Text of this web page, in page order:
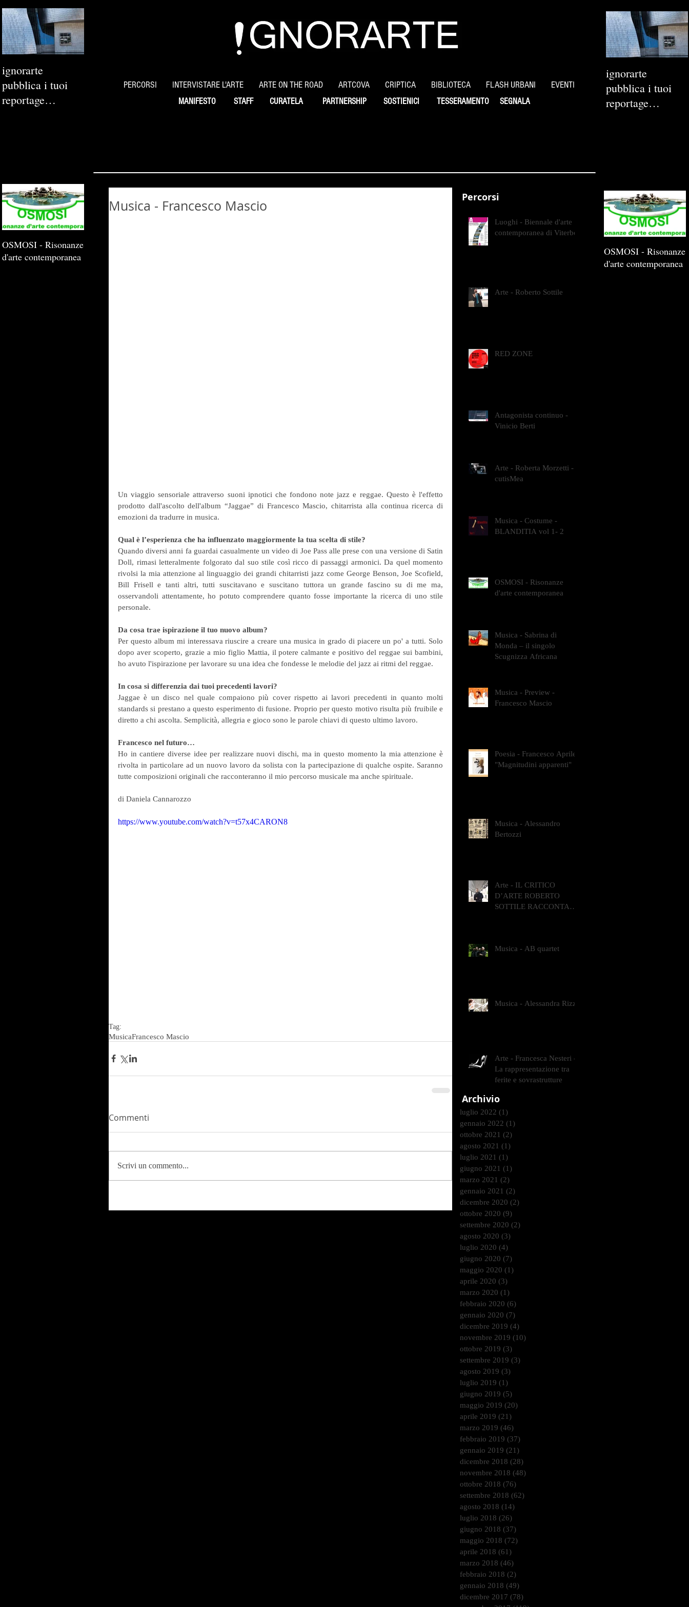
ignorarte
pubblica i tuoi
reportage
PERCORSI INTERVISTARE L'ARTE ARTE ON THE ROAD ARTCOVA CRIPTICA BIBLIOTECA FLASH URBANI EVENTI
MANIFESTO STAFF CURATELA PARTNERSHIP SOSTIENICI SEGNALA
TESSERAMENTO
ignorarte
pubblica i tuoi
reportage
Musica - Francesco Mascio
Un viaggio sensoriale attraverso suoni ipnotici che fondono note jazz e reggae. Questo è l'effetto
prodotto dall'ascolto dell'album “Jaggae” di Francesco Mascio, chitarrista alla continua ricerca di
emozioni da tradurre in musica.
Qual è l’esperienza che ha influenzato maggiormente la tua scelta di stile?
Quando diversi anni fa guardai casualmente un video di Joe Pass alle prese con una versione di Satin
Doll, rimasi letteralmente folgorato dal suo stile così ricco di passaggi armonici. Da quel momento
rivolsi la mia attenzione al linguaggio dei grandi chitarristi jazz come George Benson, Joe Scofield,
Bill Frisell e tanti altri, tutti suscitavano e suscitano tuttora un grande fascino su di me ma,
osservandoli attentamente, ho potuto comprendere quanto fosse importante la ricerca di uno stile
personale.
Da cosa trae ispirazione il tuo nuovo album?
Per questo album mi interessava riuscire a creare una musica in grado di piacere un po' a tutti. Solo
dopo aver scoperto, grazie a mio figlio Mattia, il potere calmante e positivo del reggae sui bambini,
ho avuto l'ispirazione per lavorare su una idea che fondesse le melodie del jazz ai ritmi del reggae.
In cosa si differenzia dai tuoi precedenti lavori?
Jaggae è un disco nel quale compaiono più cover rispetto ai lavori precedenti in quanto molti
standards si prestano a questo esperimento di fusione. Proprio per questo motivo risulta più fruibile e
diretto a chi ascolta. Semplicità, allegria e gioco sono le parole chiavi di questo ultimo lavoro.
Francesco nel futuro…
Ho in cantiere diverse idee per realizzare nuovi dischi, ma in questo momento la mia attenzione è
rivolta in particolare ad un nuovo lavoro da solista con la partecipazione di qualche ospite. Saranno
tutte composizioni originali che racconteranno il mio percorso musicale ma anche spirituale.
di Daniela Cannarozzo
https://www.youtube.com/watch?v=t57x4CARON8
Tag:
MusicaFrancesco Mascio
Commenti
Scrivi un commento...
Percorsi
Luoghi - Biennale d'arte
contemporanea di Viterbo
Arte - Roberto Sottile
RED ZONE
Antagonista continuo -
Vinicio Berti
Arte - Roberta Morzetti -
cutisMea
Musica - Costume -
BLANDITIA vol 1- 2
OSMOSI - Risonanze
d'arte contemporanea
Musica - Sabrina di
Monda – il singolo
Scugnizza Africana
Musica - Preview -
Francesco Mascio
Poesia - Francesco Aprile -
"Magnitudini apparenti"
Musica - Alessandro
Bertozzi
Arte - IL CRITICO
D’ARTE ROBERTO
SOTTILE RACCONTA
Musica - AB quartet
Musica - Alessandra Rizzo
Arte - Francesca Nesteri -
La rappresentazione tra
ferite e sovrastrutture
Archivio
luglio 2022 (1)
gennaio 2022 (1)
ottobre 2021 (2)
agosto 2021 (1)
luglio 2021 (1)
giugno 2021 (1)
marzo 2021 (2)
gennaio 2021 (2)
dicembre 2020 (2)
ottobre 2020 (9)
settembre 2020 (2)
agosto 2020 (3)
luglio 2020 (4)
giugno 2020 (7)
maggio 2020 (1)
aprile 2020 (3)
marzo 2020 (1)
febbraio 2020 (6)
gennaio 2020 (7)
dicembre 2019 (4)
novembre 2019 (10)
ottobre 2019 (3)
settembre 2019 (3)
agosto 2019 (3)
luglio 2019 (1)
giugno 2019 (5)
maggio 2019 (20)
aprile 2019 (21)
marzo 2019 (46)
febbraio 2019 (37)
gennaio 2019 (21)
dicembre 2018 (28)
novembre 2018 (48)
ottobre 2018 (76)
settembre 2018 (62)
agosto 2018 (14)
luglio 2018 (26)
giugno 2018 (37)
maggio 2018 (72)
aprile 2018 (61)
marzo 2018 (46)
febbraio 2018 (2)
gennaio 2018 (49)
dicembre 2017 (78)
OSMOSI - Risonanze
d'arte contemporanea
OSMOSI - Risonanze
d'arte contemporanea